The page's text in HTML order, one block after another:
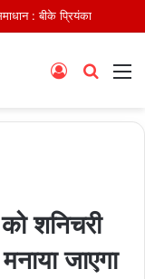
: बीके प्रियंका
Search
Log
शनिचरी
जाएगा